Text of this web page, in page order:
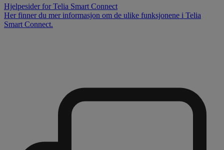
Hjelpesider for Telia Smart Connect
Her finner du mer informasjon om de ulike funksjonene i Telia
Smart Connect.